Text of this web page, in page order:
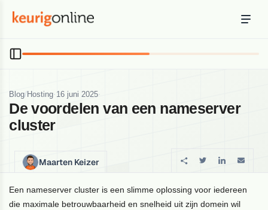
Domeinnaam
Registreer je domein
Support & kennisbank
Ontdek
Blog & tools
Blog/Hosting· 16 juni 2025·
De voordelen van een nameserver
cluster
Maarten Keizer
Een nameserver cluster is een slimme oplossing voor iedereen
die maximale betrouwbaarheid en snelheid uit zijn domein wil